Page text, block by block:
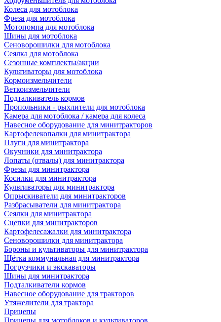
Колеса для мотоблока
Фреза для мотоблока
Мотопомпа для мотоблока
Шины для мотоблока
Сеноворошилки для мотоблока
Сеялка для мотоблока
Сезонные комплекты/акции
Культиваторы для мотоблока
Кормоизмельчители
Веткоизмельчители
Подталкиватель кормов
Пропольники - рыхлители для мотоблока
Камера для мотоблока / камера для колеса
Навесное оборудование для минитракторов
Картофелекопалки для минитрактора
Плуги для минитрактора
Окучники для минитрактора
Лопаты (отвалы) для минитрактора
Фрезы для минитрактора
Косилки для минитрактора
Культиваторы для минитрактора
Опрыскиватели для минитракторов
Разбрасыватели для минитрактора
Сеялки для минитрактора
Сцепки для минитракторов
Картофелесажалки для минитрактора
Сеноворошилки для минитрактора
Бороны и культиваторы для минитрактора
Щётка коммунальная для минитрактора
Погрузчики и экскаваторы
Шины для минитрактора
Подталкиватели кормов
Навесное оборудование для тракторов
Утяжелители для трактора
Прицепы
Прицепы для мотоблоков и культиваторов